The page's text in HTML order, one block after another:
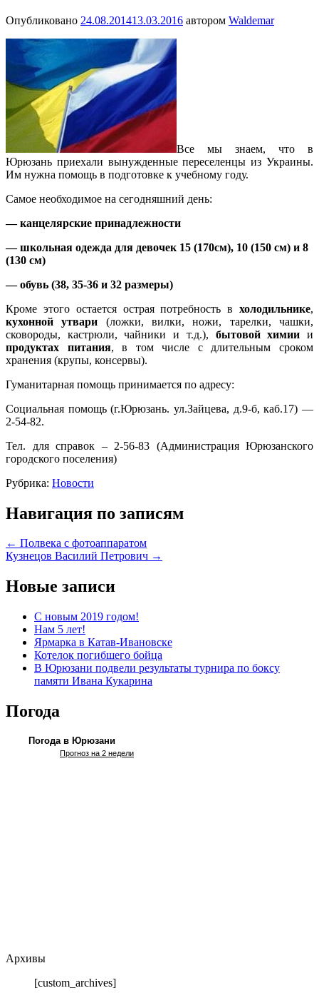
Опубликовано 24.08.201413.03.2016 автором Waldemar
Все мы знаем, что в
Юрюзань приехали вынужденные переселенцы из Украины.
Им нужна помощь в подготовке к учебному году.
Самое необходимое на сегодняшний день:
— канцелярские принадлежности
— школьная одежда для девочек 15 (170см), 10 (150 см) и 8
(130 см)
— обувь (38, 35-36 и 32 размеры)
Кроме этого остается острая потребность в холодильнике,
кухонной утвари (ложки, вилки, ножи, тарелки, чашки,
сковороды, кастрюли, чайники и т.д.), бытовой химии и
продуктах питания, в том числе с длительным сроком
хранения (крупы, консервы).
Гуманитарная помощь принимается по адресу:
Социальная помощь (г.Юрюзань. ул.Зайцева, д.9-б, каб.17) —
2-54-82.
Тел. для справок – 2-56-83 (Администрация Юрюзанского
городского поселения)
Рубрика: Новости
Навигация по записям
← Полвека с фотоаппаратом
Кузнецов Василий Петрович →
Новые записи
С новым 2019 годом!
Нам 5 лет!
Ярмарка в Катав-Ивановске
Котелок погибшего бойца
В Юрюзани подвели результаты турнира по боксу
памяти Ивана Кукарина
Погода
Погода в Юрюзани
Прогноз на 2 недели
Архивы
[custom_archives]